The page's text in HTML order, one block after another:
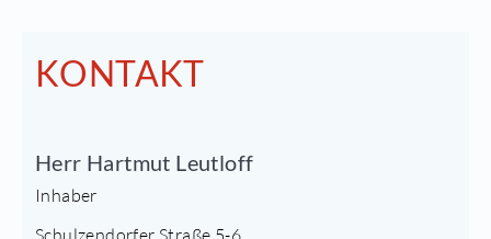
KONTAKT
Herr Hartmut Leutloff
Inhaber